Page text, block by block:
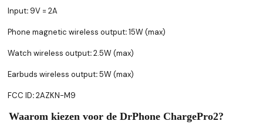
Input: 9V = 2A
Phone magnetic wireless output:15W (max)
Watch wireless output:2.5W (max)
Earbuds wireless output:5W (max)
FCC ID:2AZKN-M9
Waarom kiezen voor de DrPhone ChargePro2?